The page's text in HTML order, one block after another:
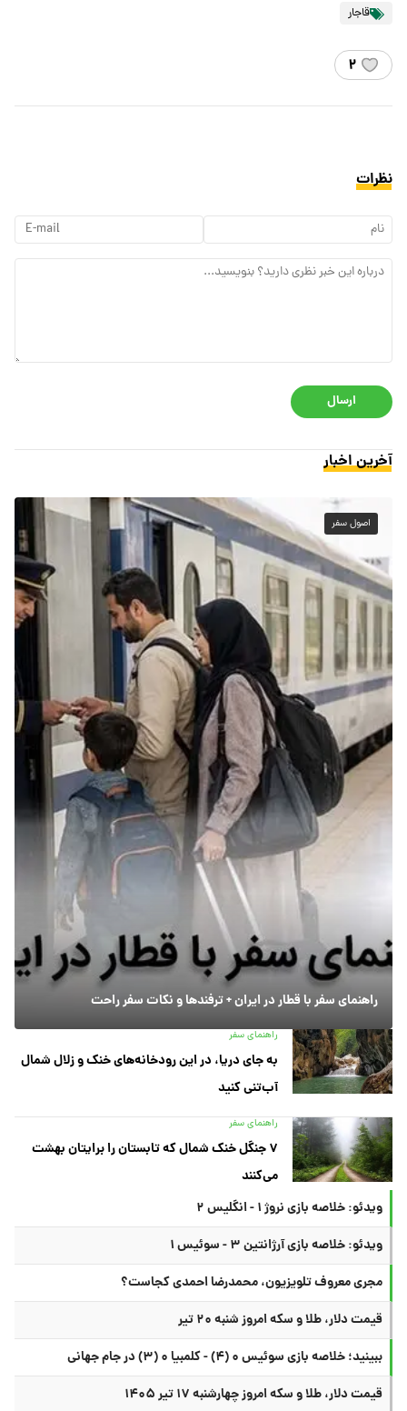
قاجار
۲
نظرات
ارسال
آخرین اخبار
اصول سفر
راهنمای سفر با قطار در ایران + ترفندها و نکات سفر راحت
راهنمای سفر
به جای دریا، در این رودخانه‌های خنک و زلال شمال
آب‌تنی کنید
راهنمای سفر
۷ جنگل خنک شمال که تابستان را برایتان بهشت
می‌کنند
ویدئو: خلاصه بازی نروژ ۱ - انگلیس ۲
ویدئو: خلاصه بازی آرژانتین ۳ - سوئیس ۱
مجری معروف تلویزیون، محمدرضا احمدی کجاست؟
قیمت دلار، طلا و سکه امروز شنبه ۲۰ تیر
ببینید؛ خلاصه بازی سوئیس ۰ (۴) - کلمبیا ۰ (۳) در جام جهانی
قیمت دلار، طلا و سکه امروز چهارشنبه ۱۷ تیر ۱۴۰۵